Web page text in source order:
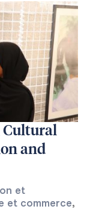
Cultural
and
et
et commerce,